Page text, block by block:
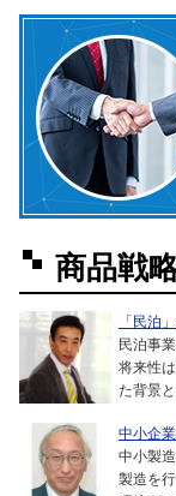
商品戦
「民泊
民泊事
将来性
た背景
中小企
中小製
製造を